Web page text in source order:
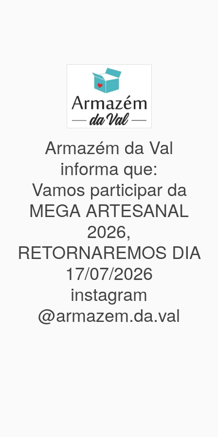
Armazém da Val
informa que:
Vamos participar da
MEGA ARTESANAL
2026,
RETORNAREMOS DIA
17/07/2026
instagram
@armazem.da.val